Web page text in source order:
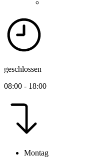
geschlossen
08:00 - 18:00
Montag